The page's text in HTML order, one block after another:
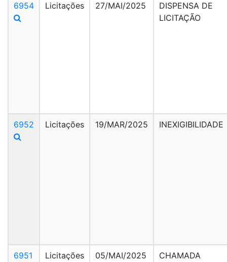
6954 Licitações 27/MAI/2025
DISPENSA DE
LICITAÇÃO
6952 Licitações 19/MAR/2025 INEXIGIBILIDADE
6951 Licitações 05/MAI/2025
CHAMADA